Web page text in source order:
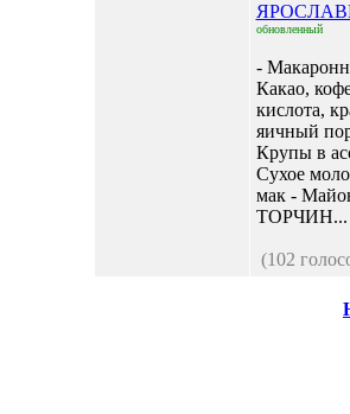
обновленный
-
Какао,
кислота,
яичный
Крупы в
Сухое
мак -
ТОРЧИН...
(102